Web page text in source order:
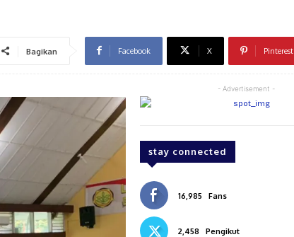
Bagikan Facebook X Pinterest
- Advertisement -
stay connected
16,985 Fans
2,458 Pengikut